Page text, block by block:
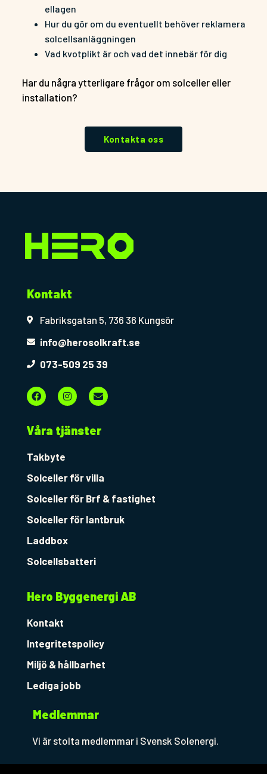
ellagen
Hur du gör om du eventuellt behöver reklamera
solcellsanläggningen
Vad kvotplikt är och vad det innebär för dig
Har du några ytterligare frågor om solceller eller
installation?
Kontakta oss
Kontakt
Fabriksgatan 5, 736 36 Kungsör
info@herosolkraft.se
073-509 25 39
F
a
c
b
o
k
I
n
s
a
g
E
n
v
o
Våra tjänster
Takbyte
Solceller för villa
Solceller för Brf & fastighet
Solceller för lantbruk
Laddbox
Solcellsbatteri
Hero Byggenergi AB
Kontakt
Integritetspolicy
Miljö & hållbarhet
Lediga jobb
Medlemmar
Vi är stolta medlemmar i Svensk Solenergi.